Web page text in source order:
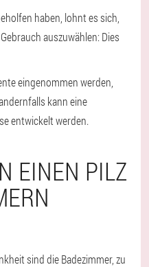
haben, lohnt es sich,
auszuwählen: Dies
eingenommen werden,
kann eine
entwickelt werden.
EINEN PILZ
sind die Badezimmer, zu